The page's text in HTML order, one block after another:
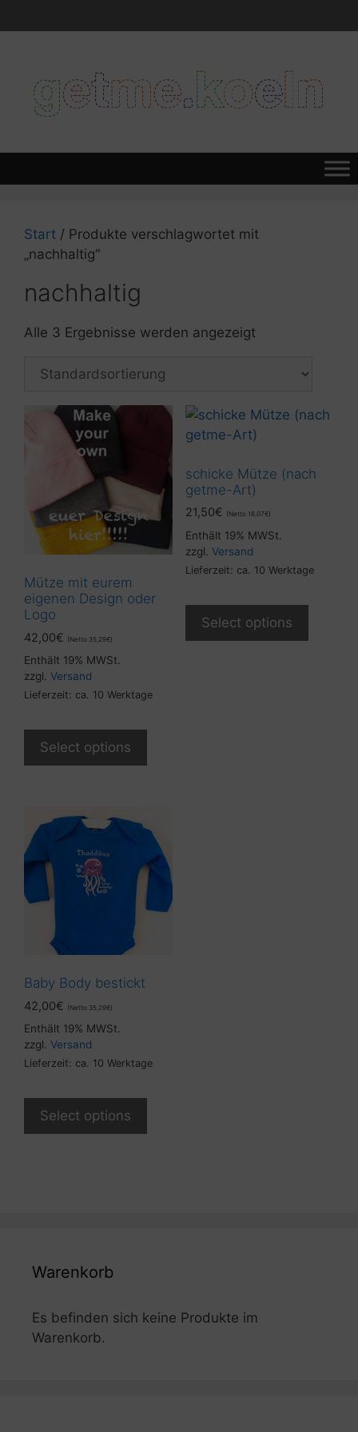
Inhalt
Start / Produkte verschlagwortet mit
„nachhaltig“
nachhaltig
Alle 3 Ergebnisse werden angezeigt
Mütze mit eurem
eigenen Design oder
Logo
42,00€ (Netto 35,29€)
Enthält 19% MWSt.
zzgl. Versand
Lieferzeit: ca. 10 Werktage
Select options
schicke Mütze (nach
getme-Art)
21,50€ (Netto 18,07€)
Enthält 19% MWSt.
zzgl. Versand
Lieferzeit: ca. 10 Werktage
Select options
Baby Body bestickt
42,00€ (Netto 35,29€)
Enthält 19% MWSt.
zzgl. Versand
Lieferzeit: ca. 10 Werktage
Select options
Warenkorb
Es befinden sich keine Produkte im
Warenkorb.